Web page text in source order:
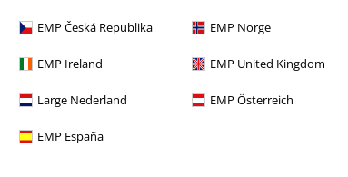
EMP Česká Republika EMP Norge
EMP Ireland EMP United Kingdom
Large Nederland EMP Österreich
EMP España
Odnímatelné části